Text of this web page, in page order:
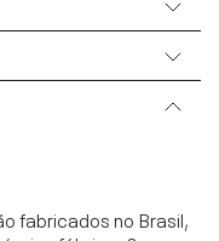
fabricados no Brasil,